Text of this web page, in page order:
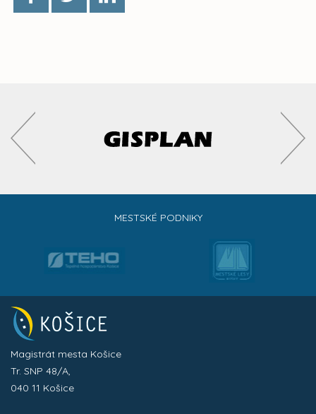
MESTSKÉ PODNIKY
Magistrát mesta Košice
Tr. SNP 48/A,
040 11 Košice